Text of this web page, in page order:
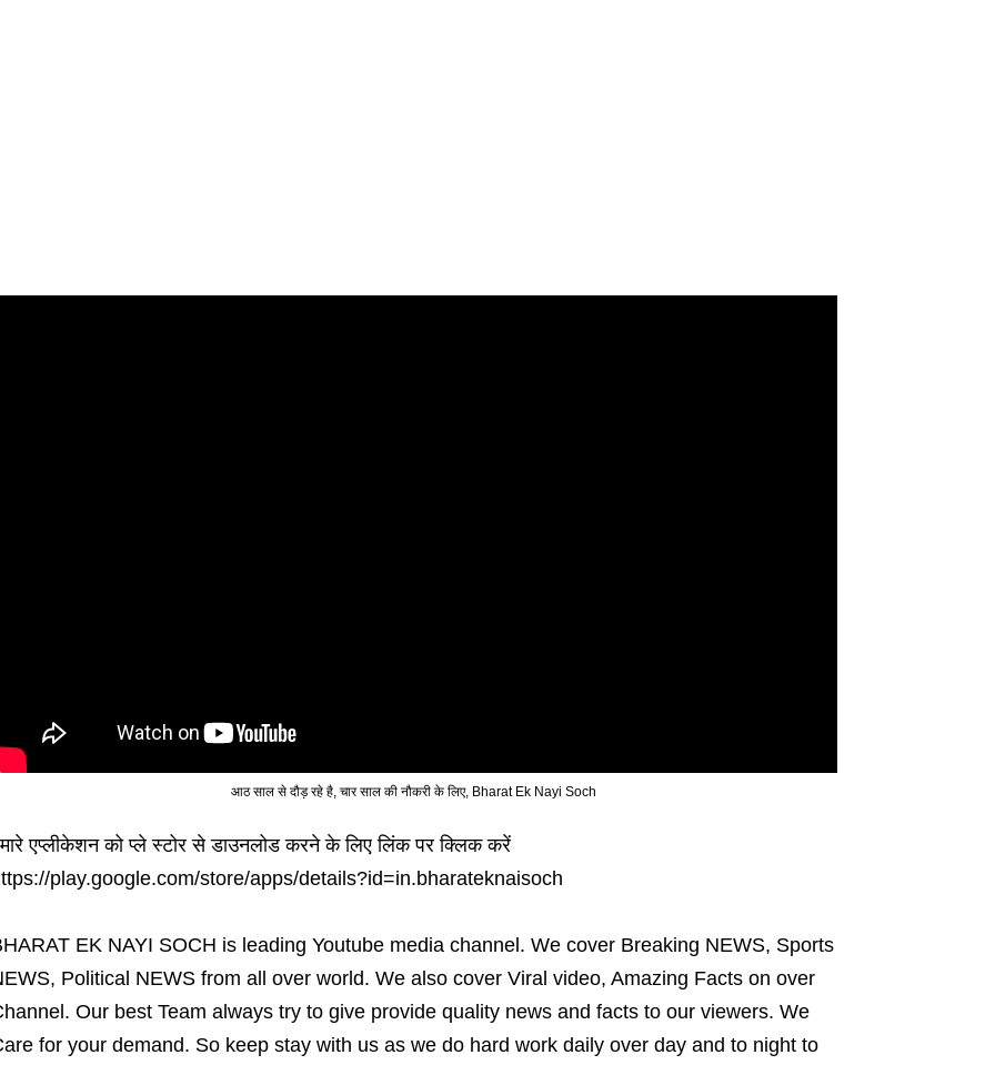
आठ साल से दौड़ रहे है, चार साल की नौकरी के लिए, Bharat Ek Nayi Soch
एप्लीकेशन को प्ले स्टोर से डाउनलोड करने के लिए लिंक पर क्लिक करें
play.google.com/store/apps/details?id=in.bharateknaisoch
EK NAYI SOCH is leading Youtube media channel. We cover Breaking NEWS, Sports
Political NEWS from all over world. We also cover Viral video, Amazing Facts on over
Our best Team always try to give provide quality news and facts to our viewers. We
for your demand. So keep stay with us as we do hard work daily over day and to night to